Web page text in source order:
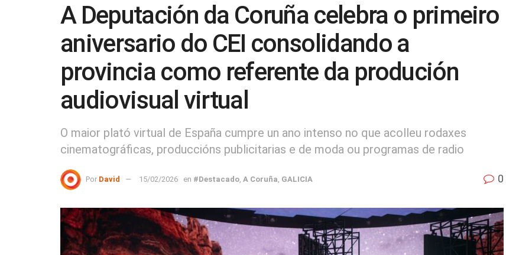
A Deputación da Coruña celebra o primeiro
aniversario do CEI consolidando a
provincia como referente da produción
audiovisual virtual
O maior plató virtual de España cumpre un ano intenso no que acolleu rodaxes
cinematográficas, produccións publicitarias e de moda ou programas de radio
Por David 15/02/2026 en #Destacado A Coruña GALICIA 0